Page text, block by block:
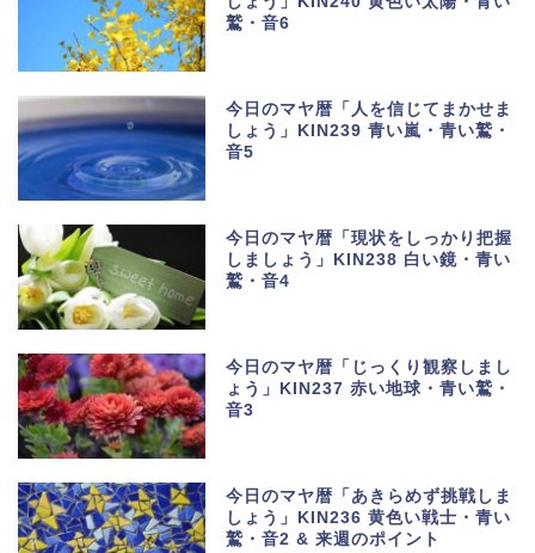
鷲・音6
今日のマヤ暦「人を信じてまかせま
しょう」KIN239 青い嵐・青い鷲・
音5
今日のマヤ暦「現状をしっかり把握
しましょう」KIN238 白い鏡・青い
鷲・音4
今日のマヤ暦「じっくり観察しまし
ょう」KIN237 赤い地球・青い鷲・
音3
今日のマヤ暦「あきらめず挑戦しま
しょう」KIN236 黄色い戦士・青い
鷲・音2 & 来週のポイント